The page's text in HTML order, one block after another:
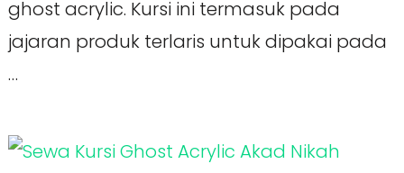
ghost acrylic. Kursi ini termasuk pada
jajaran produk terlaris untuk dipakai pada
…